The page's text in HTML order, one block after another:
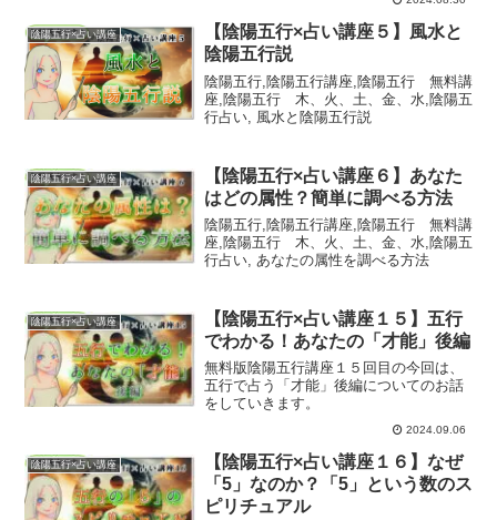
陰陽五行×占い講座
【陰陽五行×占い講座５】風水と
陰陽五行説
陰陽五行,陰陽五行講座,陰陽五行 無料講
座,陰陽五行 木、火、土、金、水,陰陽五
行占い, 風水と陰陽五行説
陰陽五行×占い講座
【陰陽五行×占い講座６】あなた
はどの属性？簡単に調べる方法
陰陽五行,陰陽五行講座,陰陽五行 無料講
座,陰陽五行 木、火、土、金、水,陰陽五
行占い, あなたの属性を調べる方法
陰陽五行×占い講座
【陰陽五行×占い講座１５】五行
でわかる！あなたの「才能」後編
無料版陰陽五行講座１５回目の今回は、
五行で占う「才能」後編についてのお話
をしていきます。
2024.09.06
陰陽五行×占い講座
【陰陽五行×占い講座１６】なぜ
「5」なのか？「5」という数のス
ピリチュアル